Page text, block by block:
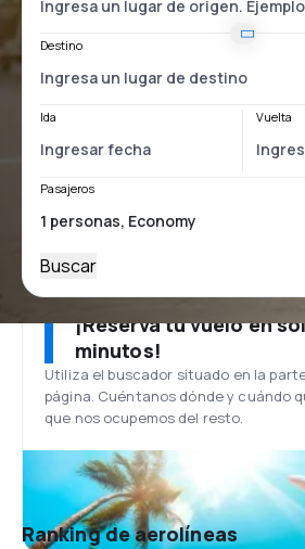
Destino
Ida Vuelta
Pasajeros
Buscar
¡Reserva tu vuelo en
minutos!
Utiliza el buscador situado en la
página. Cuéntanos dónde y cuándo
que nos ocupemos del resto.
Ranking de aerolíneas